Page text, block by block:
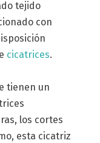
tejido
con
cicatrices.
tienen un
los cortes
esta cicatriz